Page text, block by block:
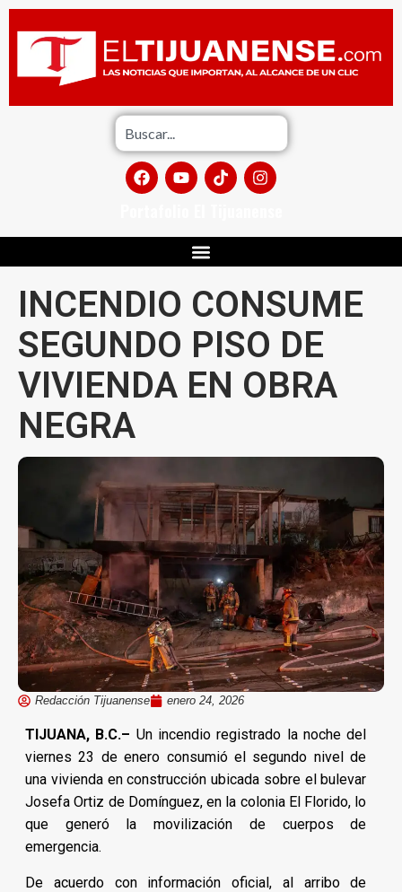
INCENDIO CONSUME
SEGUNDO PISO DE
VIVIENDA EN OBRA
NEGRA
Redacción Tijuanense enero 24, 2026
TIJUANA, B.C.– Un incendio registrado la noche del
viernes 23 de enero consumió el segundo nivel de
una vivienda en construcción ubicada sobre el bulevar
Josefa Ortiz de Domínguez, en la colonia El Florido, lo
que generó la movilización de cuerpos de
emergencia.
De acuerdo con información oficial, al arribo de